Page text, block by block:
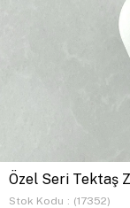
Özel Seri Tektaş
Stok Kodu (17352)